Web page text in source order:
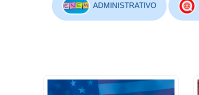
ADMINISTRATIVO